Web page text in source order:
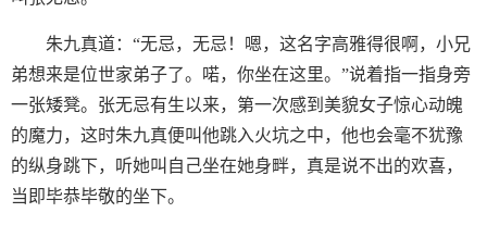
朱九真道：“无忌，无忌！嗯，这名字高雅得很啊，小兄
弟想来是位世家弟子了。喏，你坐在这里。”说着指一指身旁
一张矮凳。张无忌有生以来，第一次感到美貌女子惊心动魄
的魔力，这时朱九真便叫他跳入火坑之中，他也会毫不犹豫
的纵身跳下，听她叫自己坐在她身畔，真是说不出的欢喜，
当即毕恭毕敬的坐下。